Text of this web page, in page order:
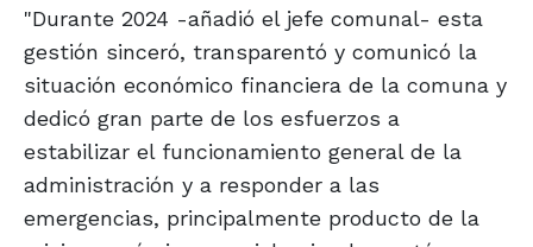
"Durante 2024 -añadió el jefe comunal- esta
gestión sinceró, transparentó y comunicó la
situación económico financiera de la comuna y
dedicó gran parte de los esfuerzos a
estabilizar el funcionamiento general de la
administración y a responder a las
emergencias, principalmente producto de la